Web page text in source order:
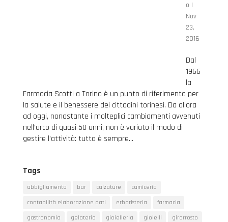
o |
Nov
23,
2016
Dal
1966
la
Farmacia Scotti a Torino è un punto di riferimento per
la salute e il benessere dei cittadini torinesi. Da allora
ad oggi, nonostante i molteplici cambiamenti avvenuti
nell’arco di quasi 50 anni, non è variato il modo di
gestire l’attività: tutto è sempre...
Tags
abbigliamento bar calzature
camiceria
contabilità elaborazione dati
erboristeria
farmacia
gastronomia
gelateria gioielleria gioielli
girarrosto